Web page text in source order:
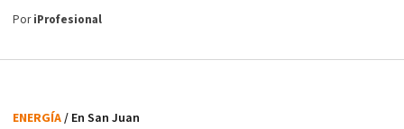
PoriProfesional
ENERGÍA/ En San Juan